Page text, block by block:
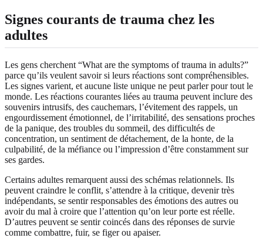
Signes courants de trauma chez les
adultes
Les gens cherchent “What are the symptoms of trauma in adults?”
parce qu’ils veulent savoir si leurs réactions sont compréhensibles.
Les signes varient, et aucune liste unique ne peut parler pour tout le
monde. Les réactions courantes liées au trauma peuvent inclure des
souvenirs intrusifs, des cauchemars, l’évitement des rappels, un
engourdissement émotionnel, de l’irritabilité, des sensations proches
de la panique, des troubles du sommeil, des difficultés de
concentration, un sentiment de détachement, de la honte, de la
culpabilité, de la méfiance ou l’impression d’être constamment sur
ses gardes.
Certains adultes remarquent aussi des schémas relationnels. Ils
peuvent craindre le conflit, s’attendre à la critique, devenir très
indépendants, se sentir responsables des émotions des autres ou
avoir du mal à croire que l’attention qu’on leur porte est réelle.
D’autres peuvent se sentir coincés dans des réponses de survie
comme combattre, fuir, se figer ou apaiser.